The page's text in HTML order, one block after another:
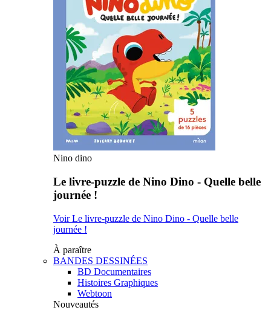
Nino dino
Le livre-puzzle de Nino Dino - Quelle belle
journée !
Voir Le livre-puzzle de Nino Dino - Quelle belle
journée !
À paraître
BANDES DESSINÉES
BD Documentaires
Histoires Graphiques
Webtoon
Nouveautés